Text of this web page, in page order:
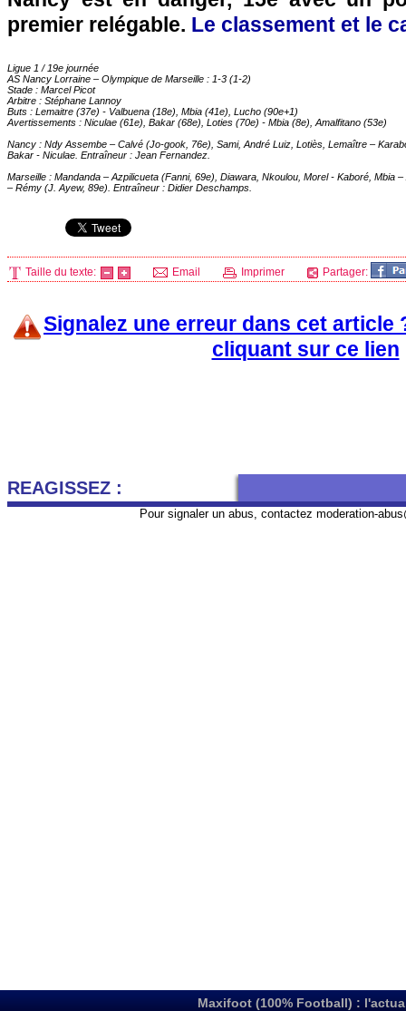
premier relégable. Le classement et le
Ligue 1 / 19e journée
AS Nancy Lorraine – Olympique de Marseille : 1-3 (1-2)
Stade : Marcel Picot
Arbitre : Stéphane Lannoy
Buts : Lemaitre (37e) - Valbuena (18e), Mbia (41e), Lucho (90e+1)
Avertissements : Niculae (61e), Bakar (68e), Loties (70e) - Mbia (8e), Amalfitano (53e)
Nancy : Ndy Assembe – Calvé (Jo-gook, 76e), Sami, André Luiz, Lotiès, Lemaître –
Bakar - Niculae. Entraîneur : Jean Fernandez.
Marseille : Mandanda – Azpilicueta (Fanni, 69e), Diawara, Nkoulou, Morel - Kaboré, Mbia
– Rémy (J. Ayew, 89e). Entraîneur : Didier Deschamps.
Taille du texte: Email Imprimer Partager:
Signalez une erreur dans cet article
cliquant sur ce lien
REAGISSEZ :
Pour signaler un abus, contactez moderation-
Maxifoot (100% Football) :